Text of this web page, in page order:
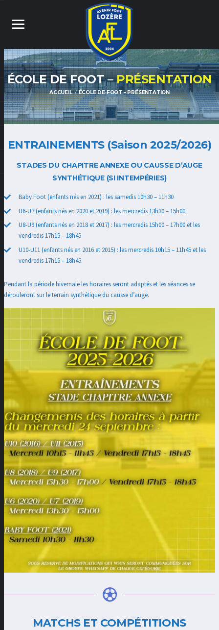
ÉCOLE DE FOOT –PRÉSENTATION
ACCUEIL ÉCOLE DE FOOT – PRÉSENTATION
ENTRAINEMENTS (Saison 2025/2026)
STADES DU CHAPITRE ANNEXE OU CAUSSE D’AUGE
SYNTHÉTIQUE (SI INTEMPÉRIES)
Baby Foot (enfants nés en 2021) : les samedis 10h30 – 11h30
U6-U7 (enfants nés en 2020 et 2019) : les mercredis 13h30 – 15h00
U8-U9 (enfants nés en 2018 et 2017) : les mercredis 15h00 – 17h00 et les
vendredis 17h15 – 18h45
U10-U11 (enfants nés en 2016 et 2015) : les mercredis 10h15 – 11h45 et les
vendredis 17h15 – 18h45
Pendant la période hivernale les horaires seront adaptés et les séances se
dérouleront sur le terrain synthétique du causse d’auge.
MATCHS ET COMPÉTITIONS